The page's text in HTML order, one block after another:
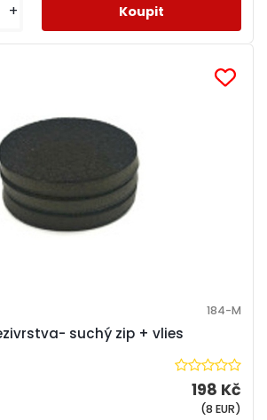
+
suchý zip + vlies
184-M
198 Kč
(8 EUR)